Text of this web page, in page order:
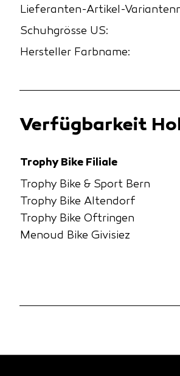
Lieferanten-Artikel-
Schuhgrösse US:
Hersteller Farbname:
Verfügbarkeit
Trophy Bike Filiale
Trophy Bike & Sport Bern
Trophy Bike Altendorf
Trophy Bike Oftringen
Menoud Bike Givisiez